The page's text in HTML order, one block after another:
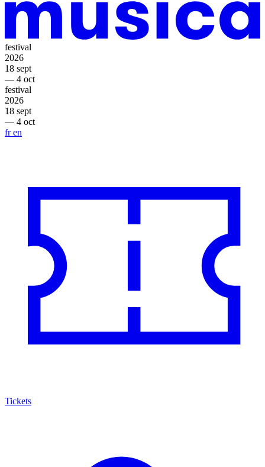
festival
2026
18 sept
— 4 oct
festival
2026
18 sept
— 4 oct
fren
Tickets